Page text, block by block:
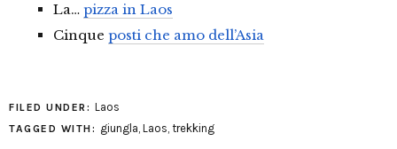
La… pizza in Laos
Cinque posti che amo dell’Asia
FILED UNDER: Laos
TAGGED WITH: giungla, Laos, trekking